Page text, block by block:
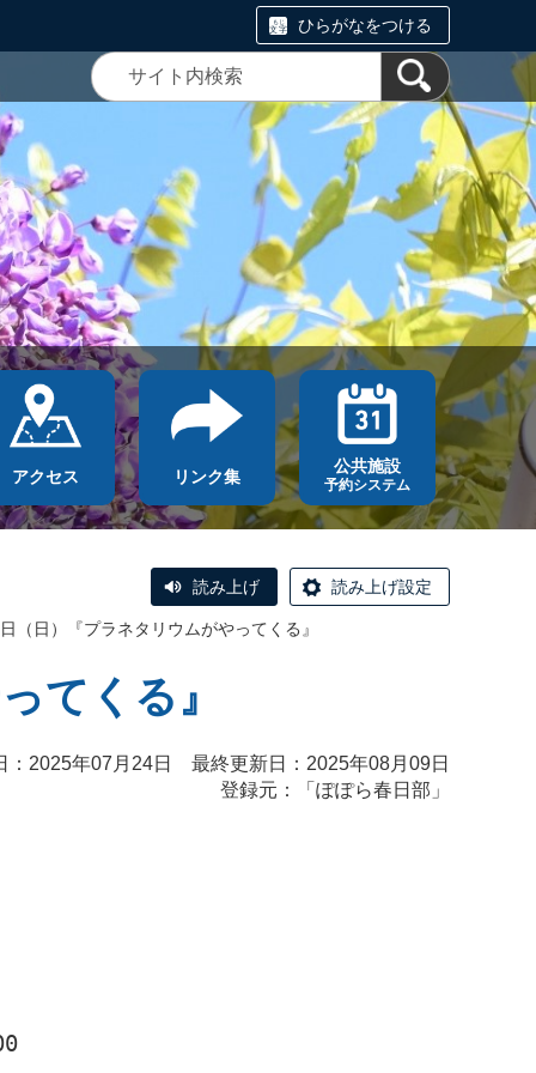
ひらがなをつける
アクセス リンク集
公共施設
予約システム
読み上げ 読み上げ設定
（日）『プラネタリウムがやってくる』
てくる』
：2025年07月24日 最終更新日：2025年08月09日
登録元：「ぽぽら春日部」